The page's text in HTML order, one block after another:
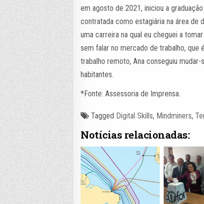
em agosto de 2021, iniciou a
contratada como estagiária na área de
uma carreira na qual eu cheguei a
sem falar no mercado de trabalho,
trabalho remoto, Ana conseguiu
habitantes.
*Fonte: Assessoria de Imprensa.
Tagged Digital Skills, Mindminers,
Notícias relacionadas: